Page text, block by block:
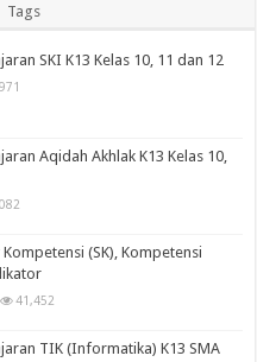
Tags
SKI K13 Kelas 10, 11 dan 12
Aqidah Akhlak K13 Kelas 10,
(SK), Kompetensi
41,452
TIK (Informatika) K13 SMA